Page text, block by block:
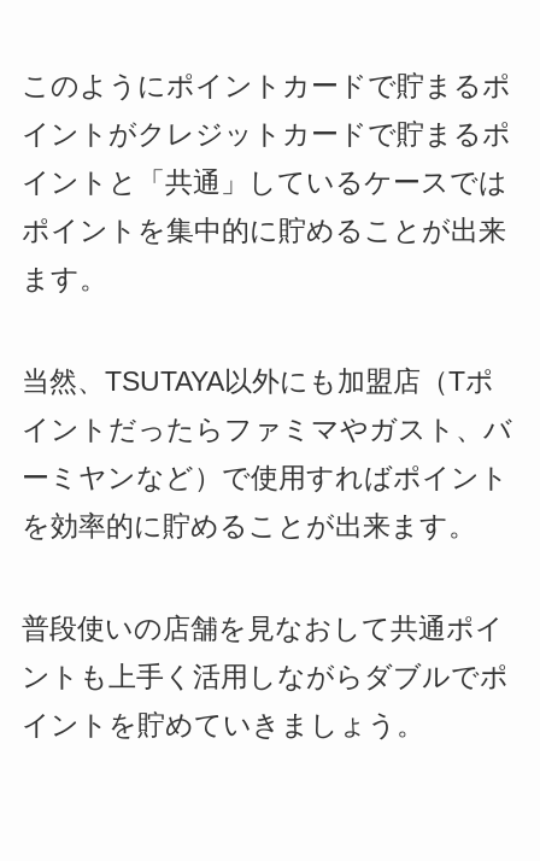
このようにポイントカードで貯まるポ
イントがクレジットカードで貯まるポ
イントと「共通」しているケースでは
ポイントを集中的に貯めることが出来
ます。
当然、TSUTAYA以外にも加盟店（Tポ
イントだったらファミマやガスト、バ
ーミヤンなど）で使用すればポイント
を効率的に貯めることが出来ます。
普段使いの店舗を見なおして共通ポイ
ントも上手く活用しながらダブルでポ
イントを貯めていきましょう。